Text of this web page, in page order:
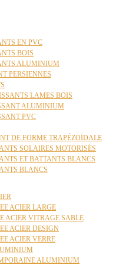
EN PVC
BOIS
ALUMINIUM
PERSIENNES
LAMES BOIS
ALUMINIUM
PVC
DE FORME TRAPÉZOÏDALE
SOLAIRES MOTORISÉS
ET BATTANTS BLANCS
BLANCS
ACIER LARGE
ACIER VITRAGE SABLE
ACIER DESIGN
ACIER VERRE
ALUMINIUM